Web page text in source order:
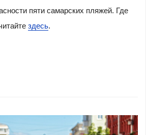
пяти самарских пляжей. Где
здесь.